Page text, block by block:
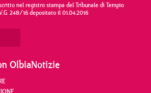
nel registro stampa del Tribunale di Tempio
248/16 depositato il 01.04.2016
OlbiaNotizie